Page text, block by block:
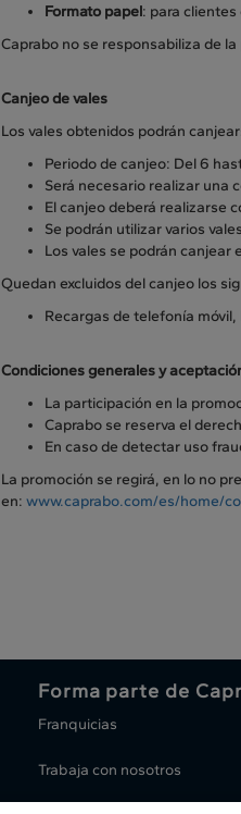
Formato papel: para
Caprabo no se responsabiliza de
Canjeo de vales
Los vales obtenidos podrán
Periodo de canjeo: Del 6
Será necesario realizar una
El canjeo deberá realizarse
Se podrán utilizar varios
Los vales se podrán canjear
Quedan excluidos del canjeo los
Recargas de telefonía
Condiciones generales y
La participación en la
Caprabo se reserva el
En caso de detectar uso
La promoción se regirá, en lo no
en: www.caprabo.com/es/home/
Forma parte de
Franquicias
Trabaja con nosotros